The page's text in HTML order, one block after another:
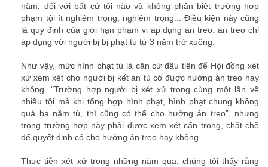
năm, đối với bất cứ tội nào và không phân biệt trường hợp
phạm tội ít nghiêm trọng, nghiêm trọng... Điều kiện này cũng
là quy định của giới hạn phạm vi áp dụng án treo: án treo chỉ
áp dụng với người bị bị phạt tù từ 3 năm trở xuống.
Như vậy, mức hình phạt tù là căn cứ đầu tiên để Hội đồng xét
xử xem xét cho người bị kết án tù có được hưởng án treo hay
không. "Trường hợp người bị xét xử trong cùng một lần về
nhiều tội mà khi tổng hợp hình phạt, hình phạt chung không
quá ba năm tù, thì cũng có thể cho hưởng án treo”, nhưng
trong trường hợp này phải được xem xét cẩn trọng, chặt chẽ
để quyết định có cho hưởng án treo hay không.
Thực tiễn xét xử trong những năm qua, chúng tôi thấy rằng